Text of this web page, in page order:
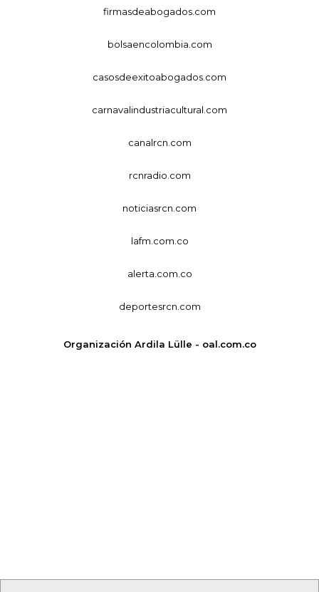
firmasdeabogados.com
bolsaencolombia.com
casosdeexitoabogados.com
carnavalindustriacultural.com
canalrcn.com
rcnradio.com
noticiasrcn.com
lafm.com.co
alerta.com.co
deportesrcn.com
Organización Ardila Lülle - oal.com.co